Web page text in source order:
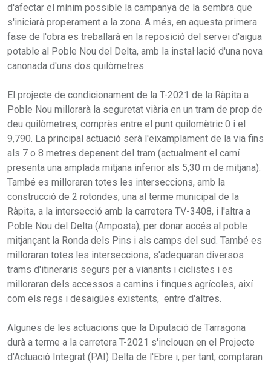
d'afectar el mínim possible la campanya de la sembra que
s'iniciarà properament a la zona. A més, en aquesta primera
fase de l'obra es treballarà en la reposició del servei d'aigua
potable al Poble Nou del Delta, amb la instal·lació d'una nova
canonada d'uns dos quilòmetres.
El projecte de condicionament de la T-2021 de la Ràpita a
Poble Nou millorarà la seguretat viària en un tram de prop de
deu quilòmetres, comprès entre el punt quilomètric 0 i el
9,790. La principal actuació serà l'eixamplament de la via fins
als 7 o 8 metres depenent del tram (actualment el camí
presenta una amplada mitjana inferior als 5,30 m de mitjana).
També es milloraran totes les interseccions, amb la
construcció de 2 rotondes, una al terme municipal de la
Ràpita, a la intersecció amb la carretera TV-3408, i l'altra a
Poble Nou del Delta (Amposta), per donar accés al poble
mitjançant la Ronda dels Pins i als camps del sud. També es
milloraran totes les interseccions, s'adequaran diversos
trams d'itineraris segurs per a vianants i ciclistes i es
milloraran dels accessos a camins i finques agrícoles, així
com els regs i desaigües existents, entre d'altres.
Algunes de les actuacions que la Diputació de Tarragona
durà a terme a la carretera T-2021 s'inclouen en el Projecte
d'Actuació Integrat (PAI) Delta de l'Ebre i, per tant, comptaran